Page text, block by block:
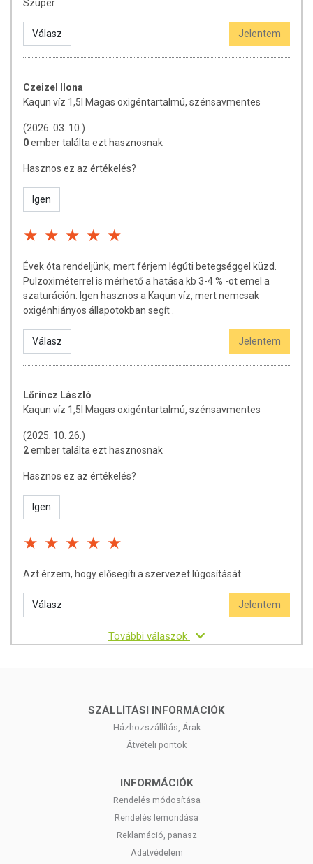
MI TESZI EGYEDIVÉ A KAQUNT?
A KAQUN fürdővíz ugyanezzel a technológiával készül a helyi
vezetékes víz speciális kezelése és szűrése után.
További FONTOS információk:
Fagyasztás vagy forralás során jelentősen csökkenhet az oldott
Tárolás:
található.
Forgalmazó:Kaqun Distribuiton Kft.
A termék nem helyettesíti a kiegyensúlyozott, változatos étrendet és az
egészséges életmódot! A termék nem gyógyít betegségeket! A termék
nem alkalmas orvosi kezelés helyettesítésére! Betegség esetén
használatát konzultálja kezelőorvosával. Ne lépje túl az ajánlott napi
tartandó!
Szuper
Válasz Jelentem
Czeizel Ilona
Kaqun víz 1,5l Magas oxigéntartalmú, szénsavmentes
(2026. 03. 10.)
0ember találta ezt hasznosnak
Hasznos ez az értékelés?
Igen
Évek óta rendeljünk, mert férjem légúti betegséggel küzd.
Pulzoximéterrel is mérhető a hatása kb 3-4 % -ot emel a
szaturáción. Igen hasznos a Kaqun víz, mert nemcsak
oxigénhiányos állapotokban segít .
Válasz Jelentem
Lőrincz László
Kaqun víz 1,5l Magas oxigéntartalmú, szénsavmentes
(2025. 10. 26.)
2ember találta ezt hasznosnak
Hasznos ez az értékelés?
Igen
Azt érzem, hogy elősegíti a szervezet lúgosítását.
Válasz Jelentem
További válaszok
SZÁLLÍTÁSI INFORMÁCIÓK
Házhozszállítás, Árak
Átvételi pontok
INFORMÁCIÓK
Rendelés módosítása
Rendelés lemondása
Reklamáció, panasz
Adatvédelem